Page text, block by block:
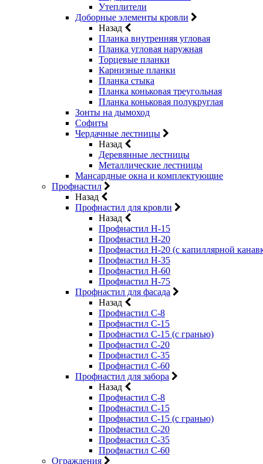
Утеплители
Доборные элементы кровли
Назад
Планка внутренняя угловая
Планка угловая наружная
Торцевые планки
Карнизные планки
Планка стыка
Планка коньковая треугольная
Планка коньковая полукруглая
Зонты на дымоход
Софиты
Чердачные лестницы
Назад
Деревянные лестницы
Металлические лестницы
Мансардные окна и комплектующие
Профнастил
Назад
Профнастил для кровли
Назад
Профнастил Н-15
Профнастил Н-20
Профнастил Н-20 (с капиллярной
Профнастил Н-35
Профнастил Н-60
Профнастил Н-75
Профнастил для фасада
Назад
Профнастил С-8
Профнастил С-15
Профнастил С-15 (с гранью)
Профнастил С-20
Профнастил С-35
Профнастил С-60
Профнастил для забора
Назад
Профнастил С-8
Профнастил С-15
Профнастил С-15 (с гранью)
Профнастил С-20
Профнастил С-35
Профнастил С-60
Ограждения